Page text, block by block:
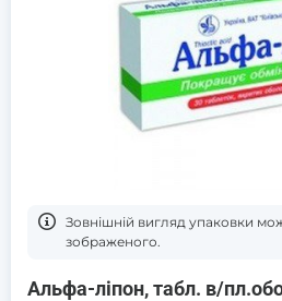
Зовнішній вигляд упаковки
зображеного.
Альфа-ліпон, табл. в/